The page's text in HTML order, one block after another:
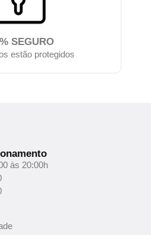
SEGURO
estão protegidos
às 20:00h